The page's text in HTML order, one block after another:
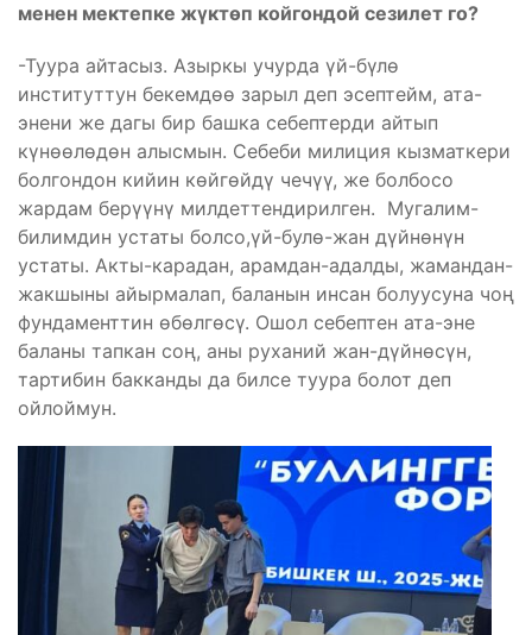
менен мектепке жүктөп койгондой сезилет го?
-Туура айтасыз. Азыркы учурда үй-бүлө
институттун бекемдөө зарыл деп эсептейм, ата-
энени же дагы бир башка себептерди айтып
күнөөлөдөн алысмын. Себеби милиция кызматкери
болгондон кийин көйгөйдү чечүү, же болбосо
жардам берүүнү милдеттендирилген. Мугалим-
билимдин устаты болсо,үй-булө-жан дүйнөнүн
устаты. Акты-карадан, арамдан-адалды, жамандан-
жакшыны айырмалап, баланын инсан болуусуна чоң
фундаменттин өбөлгөсү. Ошол себептен ата-эне
баланы тапкан соң, аны руханий жан-дүйнөсүн,
тартибин бакканды да билсе туура болот деп
ойлоймун.